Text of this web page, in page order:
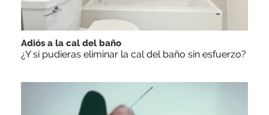
Adiós a la cal del baño
¿Y si pudieras eliminar la cal del baño sin esfuerzo?